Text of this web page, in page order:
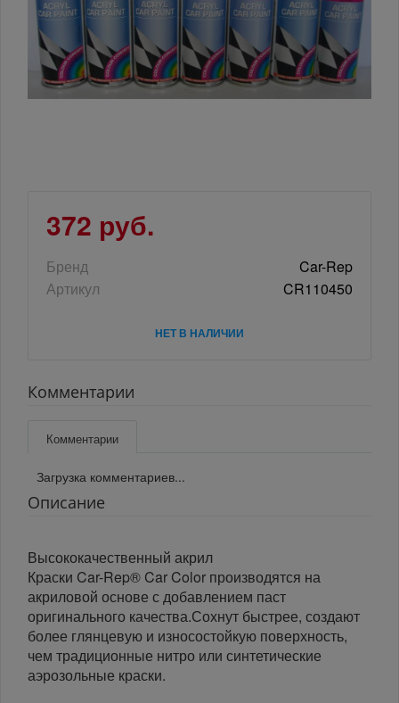
372 руб.
Бренд
Car-Rep
Артикул
CR110450
НЕТ В НАЛИЧИИ
Комментарии
Комментарии
Загрузка комментариев...
Описание
Высококачественный акрил
Краски Car-Rep® Car Color производятся на
акриловой основе с добавлением паст
оригинального качества.Сохнут быстрее, создают
более глянцевую и износостойкую поверхность,
чем традиционные нитро или синтетические
аэрозольные краски.